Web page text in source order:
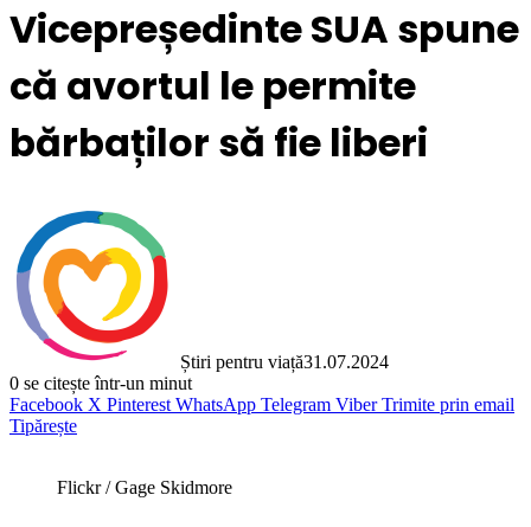
Vicepreședinte SUA spune
că avortul le permite
bărbaților să fie liberi
Știri pentru viață31.07.2024
0 se citește într-un minut
Facebook X Pinterest WhatsApp Telegram Viber Trimite prin email
Tipărește
Flickr / Gage Skidmore